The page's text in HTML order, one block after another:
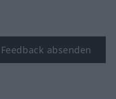
Feedback absenden